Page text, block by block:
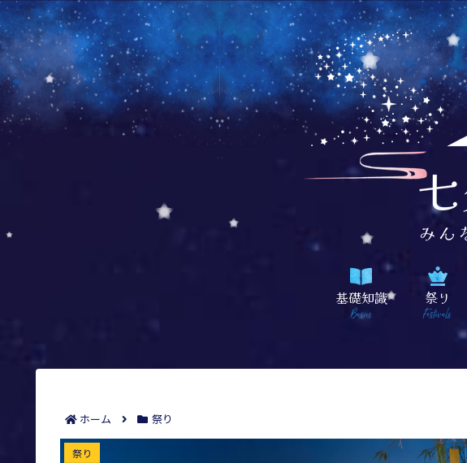
基礎知識
Basics
祭り
Festivals
ホーム 祭り
福生七夕祭りが8月に開かれる理由7つ｜梅雨を避けた歴
祭り